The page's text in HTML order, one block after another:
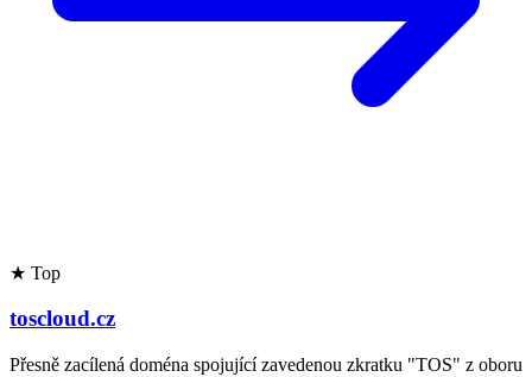
★ Top
toscloud.cz
Přesně zacílená doména spojující zavedenou zkratku "TOS" z oboru